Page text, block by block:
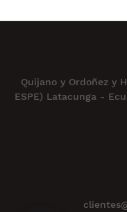
Quijano y Ordoñez y
ESPE) Latacunga -